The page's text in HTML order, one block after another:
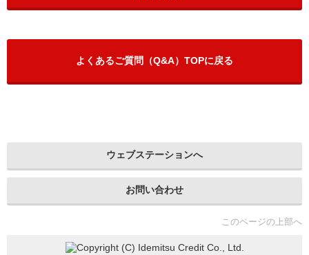
よくあるご質問（Q&A）TOPに戻る
ウェブステーションへ
お問い合わせ
このページの上部へ